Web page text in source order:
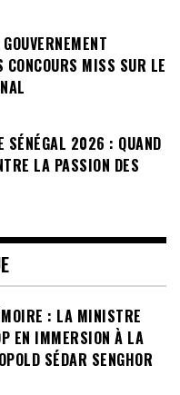
CONCOURS MISS SUR LE
SÉNÉGAL 2026 : QUAND
LA PASSION DES
: LA MINISTRE
EN IMMERSION À LA
SÉDAR SENGHOR